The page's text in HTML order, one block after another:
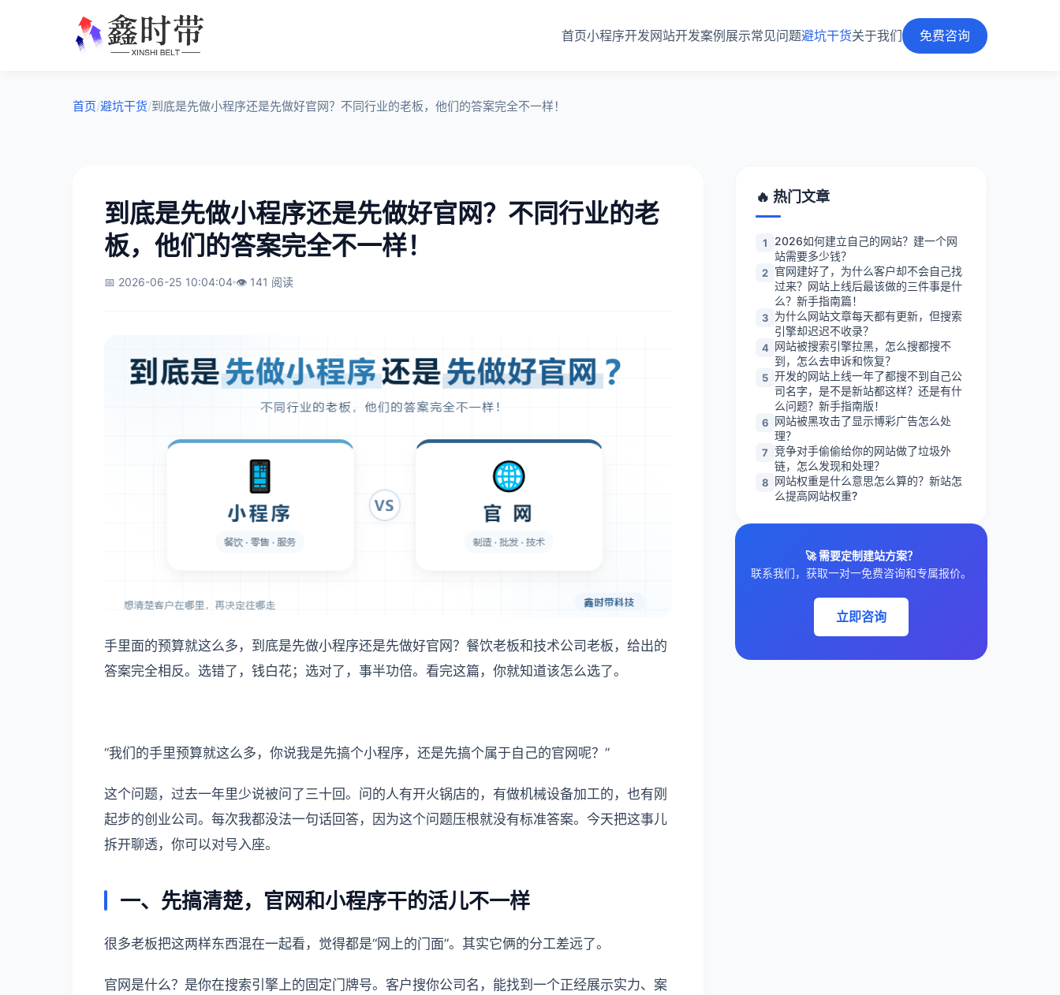
首页小程序开发网站开发案例展示常见问题避坑干货关于我们 免费咨询
首页/避坑干货/到底是先做小程序还是先做好官网？不同行业的老板，他们的答案完全不一样！
到底是先做小程序还是先做好官网？不同行业的老
板，他们的答案完全不一样！
📅 2026-06-25 10:04:04 👁️ 141 阅读
手里面的预算就这么多，到底是先做小程序还是先做好官网？餐饮老板和技术公司老板，给出的
答案完全相反。选错了，钱白花；选对了，事半功倍。看完这篇，你就知道该怎么选了。
“我们的手里预算就这么多，你说我是先搞个小程序，还是先搞个属于自己的官网呢？”
这个问题，过去一年里少说被问了三十回。问的人有开火锅店的，有做机械设备加工的，也有刚
起步的创业公司。每次我都没法一句话回答，因为这个问题压根就没有标准答案。今天把这事儿
拆开聊透，你可以对号入座。
一、先搞清楚，官网和小程序干的活儿不一样
很多老板把这两样东西混在一起看，觉得都是“网上的门面”。其实它俩的分工差远了。
官网是什么？是你在搜索引擎上的固定门牌号。客户搜你公司名，能找到一个正经展示实力、案
🔥 热门文章
1
2026如何建立自己的网站？建一个网
站需要多少钱？
2 官网建好了，为什么客户却不会自己找
过来？网站上线后最该做的三件事是什
么？新手指南篇！
3 为什么网站文章每天都有更新，但搜索
引擎却迟迟不收录？
4 网站被搜索引擎拉黑，怎么搜都搜不
到，怎么去申诉和恢复？
5 开发的网站上线一年了都搜不到自己公
司名字，是不是新站都这样？还是有什
么问题？新手指南版！
6 网站被黑攻击了显示博彩广告怎么处
理？
7 竞争对手偷偷给你的网站做了垃圾外
链，怎么发现和处理？
8 网站权重是什么意思怎么算的？新站怎
么提高网站权重?
🚀 需要定制建站方案？
联系我们，获取一对一免费咨询和专属报价。
立即咨询